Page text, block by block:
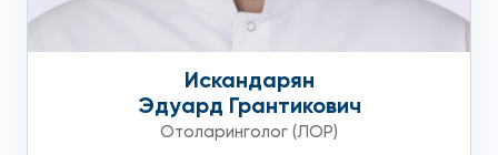
Искандарян
Эдуард Грантикович
Отоларинголог (ЛОР)